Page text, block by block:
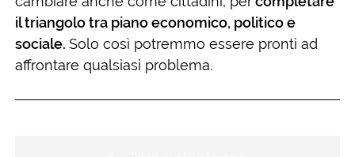
il triangolo tra piano economico, politico e
sociale. Solo così potremmo essere pronti ad
affrontare qualsiasi problema.